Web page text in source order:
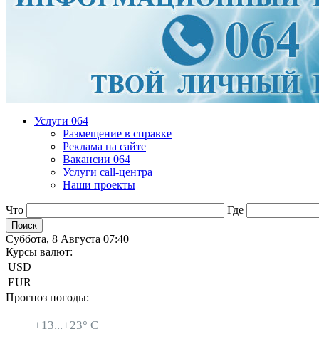
Услуги 064
Размещение в справке
Реклама на сайте
Вакансии 064
Услуги call-центра
Наши проекты
Что Где
Суббота, 8 Августа 07:40
Курсы валют:
USD
EUR
Прогноз погоды:
+13...+23° C